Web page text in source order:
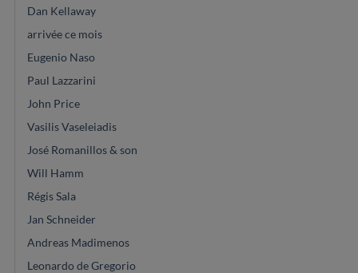
Dan Kellaway
arrivée ce mois
Eugenio Naso
Paul Lazzarini
John Price
Vasilis Vaseleiadis
José Romanillos & son
Will Hamm
Régis Sala
Jan Schneider
Andreas Madimenos
Leonardo de Gregorio